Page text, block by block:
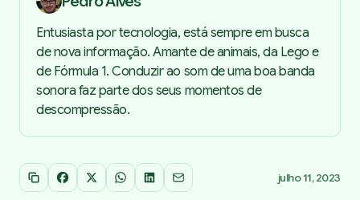
Entusiasta por tecnologia, está sempre em busca
de nova informação. Amante de animais, da Lego e
de Fórmula 1. Conduzir ao som de uma boa banda
sonora faz parte dos seus momentos de
descompressão.
Copiar link
Facebook
X WhatsApp
LinkedInEmail julho 11, 2023